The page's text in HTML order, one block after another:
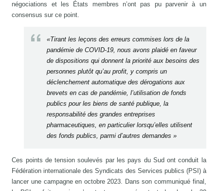
négociations et les États membres n’ont pas pu parvenir à un
consensus sur ce point.
«Tirant les leçons des erreurs commises lors de la
pandémie de COVID-19, nous avons plaidé en faveur
de dispositions qui donnent la priorité aux besoins des
personnes plutôt qu’au profit, y compris un
déclenchement automatique des dérogations aux
brevets en cas de pandémie, l’utilisation de fonds
publics pour les biens de santé publique, la
responsabilité des grandes entreprises
pharmaceutiques, en particulier lorsqu’elles utilisent
des fonds publics, parmi d’autres demandes »
Ces points de tension soulevés par les pays du Sud ont conduit la
Fédération internationale des Syndicats des Services publics (PSI) à
lancer une campagne en octobre 2023. Dans son communiqué final,